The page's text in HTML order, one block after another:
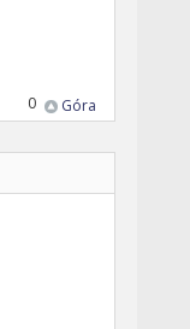
Góra
0